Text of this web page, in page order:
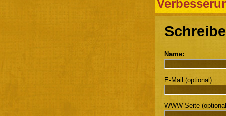
Name:
E-Mail (optional):
WWW-Seite